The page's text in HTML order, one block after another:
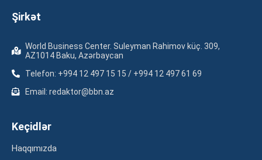
Şirkət
World Business Center. Suleyman Rahimov küç. 309,
AZ1014 Baku, Azərbaycan
Telefon: +994 12 497 15 15 / +994 12 497 61 69
Email: redaktor@bbn.az
Keçidlər
Haqqımızda